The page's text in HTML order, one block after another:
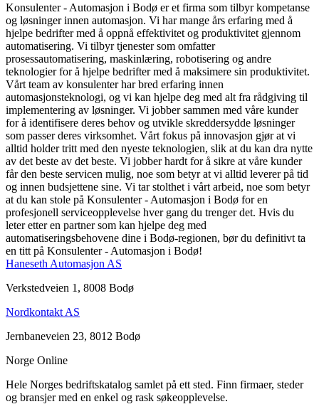
Konsulenter - Automasjon i Bodø er et firma som tilbyr kompetanse
og løsninger innen automasjon. Vi har mange års erfaring med å
hjelpe bedrifter med å oppnå effektivitet og produktivitet gjennom
automatisering. Vi tilbyr tjenester som omfatter
prosessautomatisering, maskinlæring, robotisering og andre
teknologier for å hjelpe bedrifter med å maksimere sin produktivitet.
Vårt team av konsulenter har bred erfaring innen
automasjonsteknologi, og vi kan hjelpe deg med alt fra rådgiving til
implementering av løsninger. Vi jobber sammen med våre kunder
for å identifisere deres behov og utvikle skreddersydde løsninger
som passer deres virksomhet. Vårt fokus på innovasjon gjør at vi
alltid holder tritt med den nyeste teknologien, slik at du kan dra nytte
av det beste av det beste. Vi jobber hardt for å sikre at våre kunder
får den beste servicen mulig, noe som betyr at vi alltid leverer på tid
og innen budsjettene sine. Vi tar stolthet i vårt arbeid, noe som betyr
at du kan stole på Konsulenter - Automasjon i Bodø for en
profesjonell serviceopplevelse hver gang du trenger det. Hvis du
leter etter en partner som kan hjelpe deg med
automatiseringsbehovene dine i Bodø-regionen, bør du definitivt ta
en titt på Konsulenter - Automasjon i Bodø!
Haneseth Automasjon AS
Verkstedveien 1, 8008 Bodø
Nordkontakt AS
Jernbaneveien 23, 8012 Bodø
Norge Online
Hele Norges bedriftskatalog samlet på ett sted. Finn firmaer, steder
og bransjer med en enkel og rask søkeopplevelse.